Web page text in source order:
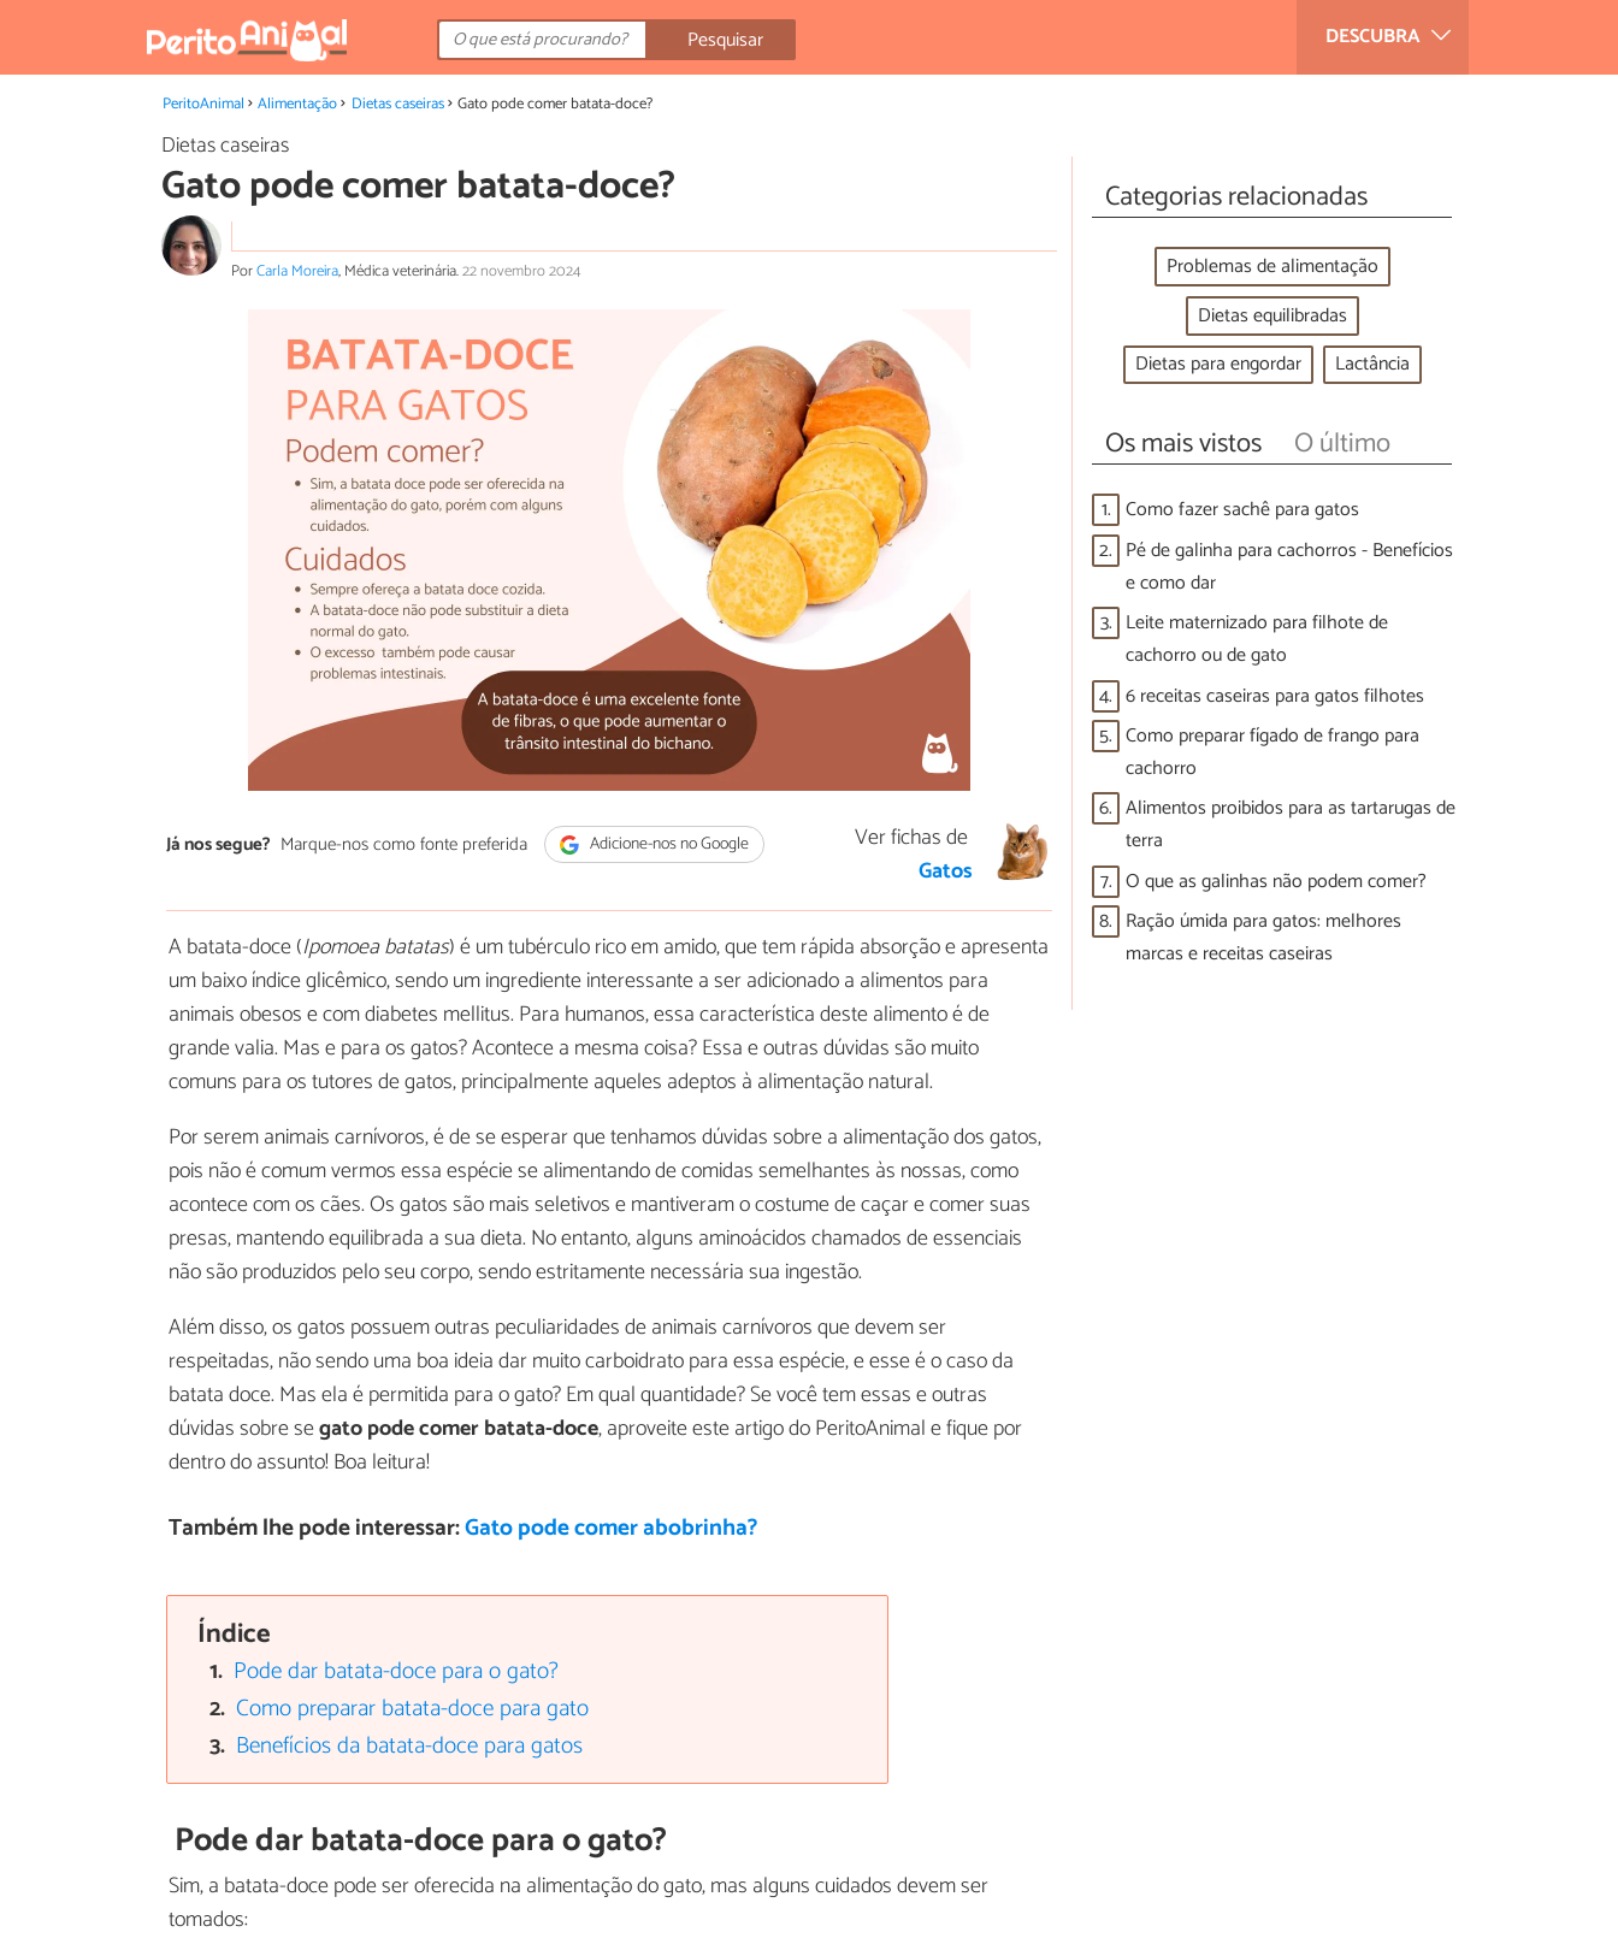
DESCUBRA
Pesquisar
PeritoAnimal Alimentação Dietas caseiras Gato pode comer batata-doce?
Dietas caseiras
Gato pode comer batata-doce?
PorCarla Moreira, Médica veterinária.22 novembro 2024
Já nos segue? Marque-nos como fonte preferida Adicione-nos no Google
Ver fichas de
Gatos
A batata-doce (Ipomoea batatas) é um tubérculo rico em amido, que tem rápida absorção e apresenta
um baixo índice glicêmico, sendo um ingrediente interessante a ser adicionado a alimentos para
animais obesos e com diabetes mellitus. Para humanos, essa característica deste alimento é de
grande valia. Mas e para os gatos? Acontece a mesma coisa? Essa e outras dúvidas são muito
comuns para os tutores de gatos, principalmente aqueles adeptos à alimentação natural.
Por serem animais carnívoros, é de se esperar que tenhamos dúvidas sobre a alimentação dos gatos,
pois não é comum vermos essa espécie se alimentando de comidas semelhantes às nossas, como
acontece com os cães. Os gatos são mais seletivos e mantiveram o costume de caçar e comer suas
presas, mantendo equilibrada a sua dieta. No entanto, alguns aminoácidos chamados de essenciais
não são produzidos pelo seu corpo, sendo estritamente necessária sua ingestão.
Além disso, os gatos possuem outras peculiaridades de animais carnívoros que devem ser
respeitadas, não sendo uma boa ideia dar muito carboidrato para essa espécie, e esse é o caso da
batata doce. Mas ela é permitida para o gato? Em qual quantidade? Se você tem essas e outras
dúvidas sobre segato pode comer batata-doce, aproveite este artigo do PeritoAnimal e fique por
dentro do assunto! Boa leitura!
Também lhe pode interessar:Gato pode comer abobrinha?
Índice
Pode dar batata-doce para o gato?
Como preparar batata-doce para gato
Benefícios da batata-doce para gatos
Pode dar batata-doce para o gato?
Sim, a batata-doce pode ser oferecida na alimentação do gato, mas alguns cuidados devem ser
tomados:
Categorias relacionadas
Problemas de alimentação
Dietas equilibradas
Dietas para engordar
Lactância
Os mais vistos O último
1. Como fazer sachê para gatos
2. Pé de galinha para cachorros - Benefícios
e como dar
3. Leite maternizado para filhote de
cachorro ou de gato
4. 6 receitas caseiras para gatos filhotes
5. Como preparar fígado de frango para
cachorro
6. Alimentos proibidos para as tartarugas de
terra
7. O que as galinhas não podem comer?
8. Ração úmida para gatos: melhores
marcas e receitas caseiras